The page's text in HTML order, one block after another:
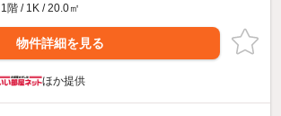
1階 / 1K / 20.0㎡
物件詳細を見る
ほか提供